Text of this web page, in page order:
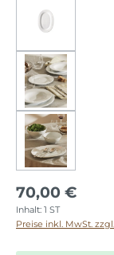
70,00 €
Inhalt: 1 ST
Preise inkl. MwSt.